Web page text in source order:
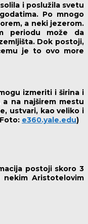
i poslužila svetu
Po mnogo
a neki jezerom.
periodu može da
Dok postoji,
je to ovo more
izmeriti i širina i
na najširem mestu
ustvari, kao veliko i
e360.yale.edu)
postoji skoro 3
Aristotelovim